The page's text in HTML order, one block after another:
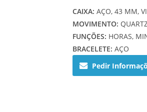
CAIXA: AÇO, 43 MM,
MOVIMENTO:
FUNÇÕES: HORAS,
BRACELETE: AÇO
Pedir